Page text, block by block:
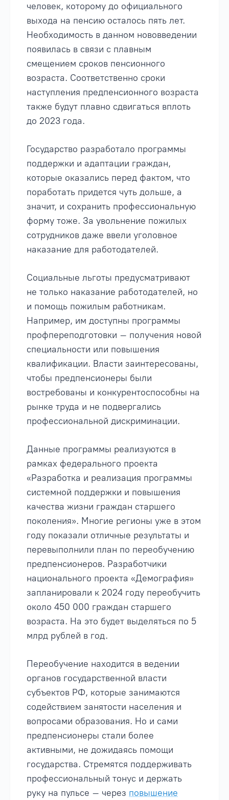
человек, которому до официального
выхода на пенсию осталось пять лет.
Необходимость в данном нововведении
появилась в связи с плавным
смещением сроков пенсионного
возраста. Соответственно сроки
наступления предпенсионного возраста
также будут плавно сдвигаться вплоть
до 2023 года.
Государство разработало программы
поддержки и адаптации граждан,
которые оказались перед фактом, что
поработать придется чуть дольше, а
значит, и сохранить профессиональную
форму тоже. За увольнение пожилых
сотрудников даже ввели уголовное
наказание для работодателей.
Социальные льготы предусматривают
не только наказание работодателей, но
и помощь пожилым работникам.
Например, им доступны программы
профпереподготовки – получения новой
специальности или повышения
квалификации. Власти заинтересованы,
чтобы предпенсионеры были
востребованы и конкурентоспособны на
рынке труда и не подвергались
профессиональной дискриминации.
Данные программы реализуются в
рамках федерального проекта
«Разработка и реализация программы
системной поддержки и повышения
качества жизни граждан старшего
поколения». Многие регионы уже в этом
году показали отличные результаты и
перевыполнили план по переобучению
предпенсионеров. Разработчики
национального проекта «Демография»
запланировали к 2024 году переобучить
около 450 000 граждан старшего
возраста. На это будет выделяться по 5
млрд рублей в год.
Переобучение находится в ведении
органов государственной власти
субъектов РФ, которые занимаются
содействием занятости населения и
вопросами образования. Но и сами
предпенсионеры стали более
активными, не дожидаясь помощи
государства. Стремятся поддерживать
профессиональный тонус и держать
руку на пульсе – через повышение